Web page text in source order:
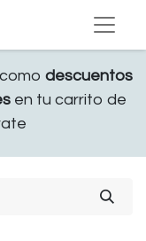
descuentos
en tu carrito de